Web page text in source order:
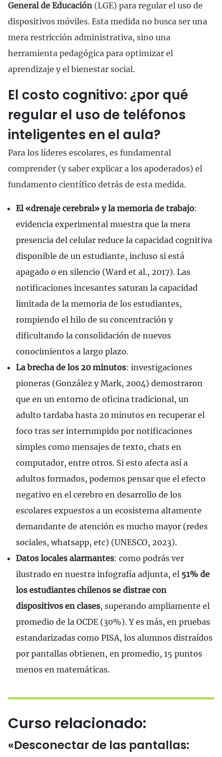
General de Educación (LGE) para regular el uso de
dispositivos móviles. Esta medida no busca ser una
mera restricción administrativa, sino una
herramienta pedagógica para optimizar el
aprendizaje y el bienestar social.
El costo cognitivo: ¿por qué
regular el uso de teléfonos
inteligentes en el aula?
Para los líderes escolares, es fundamental
comprender (y saber explicar a los apoderados) el
fundamento científico detrás de esta medida.
El «drenaje cerebral» y la memoria de trabajo:
evidencia experimental muestra que la mera
presencia del celular reduce la capacidad cognitiva
disponible de un estudiante, incluso si está
apagado o en silencio (Ward et al., 2017). Las
notificaciones incesantes saturan la capacidad
limitada de la memoria de los estudiantes,
rompiendo el hilo de su concentración y
dificultando la consolidación de nuevos
conocimientos a largo plazo.
La brecha de los 20 minutos: investigaciones
pioneras (González y Mark, 2004) demostraron
que en un entorno de oficina tradicional, un
adulto tardaba hasta 20 minutos en recuperar el
foco tras ser interrumpido por notificaciones
simples como mensajes de texto, chats en
computador, entre otros. Si esto afecta así a
adultos formados, podemos pensar que el efecto
negativo en el cerebro en desarrollo de los
escolares expuestos a un ecosistema altamente
demandante de atención es mucho mayor (redes
sociales, whatsapp, etc) (UNESCO, 2023).
Datos locales alarmantes: como podrás ver
ilustrado en nuestra infografía adjunta, el 51% de
los estudiantes chilenos se distrae con
dispositivos en clases, superando ampliamente el
promedio de la OCDE (30%). Y es más, en pruebas
estandarizadas como PISA, los alumnos distraídos
por pantallas obtienen, en promedio, 15 puntos
menos en matemáticas.
Curso relacionado:
«Desconectar de las pantallas: